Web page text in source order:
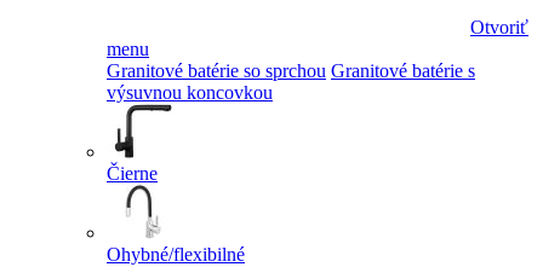
Otvoriť
menu
Granitové batérie so sprchou Granitové batérie s
výsuvnou koncovkou
Čierne
Ohybné/flexibilné